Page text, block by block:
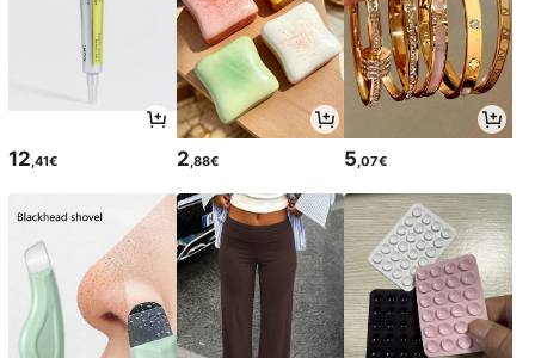
12 ,41€ 2 ,88€ 5 ,07€